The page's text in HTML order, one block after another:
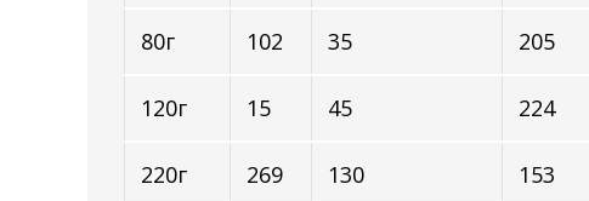
80г 102 35 205
120г 15 45 224
220г 269 130 153